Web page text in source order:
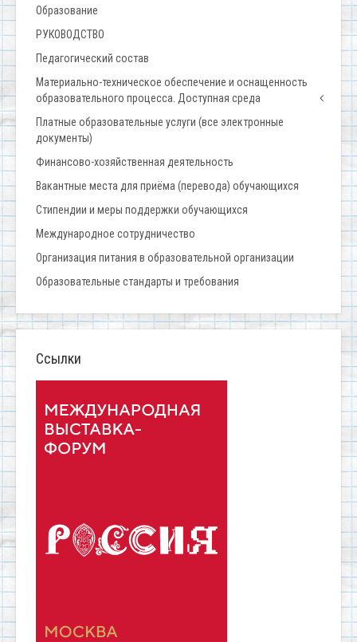
Образование
РУКОВОДСТВО
Педагогический состав
Материально-техническое обеспечение и оснащенность
образовательного процесса. Доступная среда
Платные образовательные услуги (все электронные
документы)
Финансово-хозяйственная деятельность
Вакантные места для приёма (перевода) обучающихся
Стипендии и меры поддержки обучающихся
Международное сотрудничество
Организация питания в образовательной организации
Образовательные стандарты и требования
Ссылки